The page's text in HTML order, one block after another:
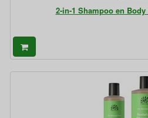
2-in-1 Shampoo en